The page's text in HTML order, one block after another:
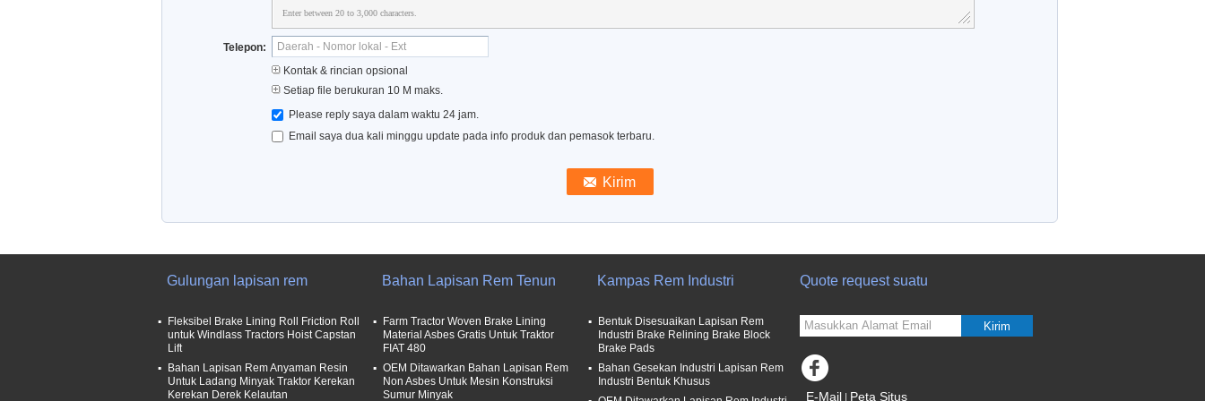
Enter between 20 to 3,000 characters.
Telepon:
Kontak & rincian opsional
Setiap file berukuran 10 M maks.
Please reply saya dalam waktu 24 jam.
Email saya dua kali minggu update pada info produk dan pemasok terbaru.
Gulungan lapisan rem
Fleksibel Brake Lining Roll Friction Roll
untuk Windlass Tractors Hoist Capstan
Lift
Bahan Lapisan Rem Anyaman Resin
Untuk Ladang Minyak Traktor Kerekan
Kerekan Derek Kelautan
Bahan Lapisan Rem Tenun
Farm Tractor Woven Brake Lining
Material Asbes Gratis Untuk Traktor
FIAT 480
OEM Ditawarkan Bahan Lapisan Rem
Non Asbes Untuk Mesin Konstruksi
Sumur Minyak
Kampas Rem Industri
Bentuk Disesuaikan Lapisan Rem
Industri Brake Relining Brake Block
Brake Pads
Bahan Gesekan Industri Lapisan Rem
Industri Bentuk Khusus
Quote request suatu
Kirim
E-Mail Peta Situs